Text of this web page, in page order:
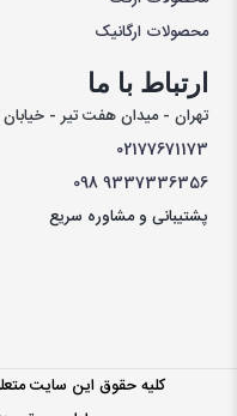
محصولات ارگانیک
ارتباط با ما
تهران - میدان هفت تیر - خیابان
02177671173
0989337336356
پشتیبانی و مشاوره سریع
کليه حقوق اين سايت